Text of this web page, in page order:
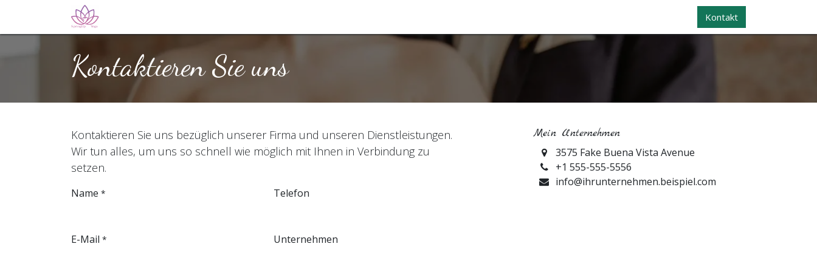
Zum Inhalt springen
Kontakt
Kontaktieren Sie uns
Kontaktieren Sie uns bezüglich unserer Firma und unseren Dienstleistungen.
Wir tun alles, um uns so schnell wie möglich mit Ihnen in Verbindung zu
setzen.
Name * Telefon
E-Mail * Unternehmen
Mein Unternehmen
3575 Fake Buena Vista Avenue
+1 555-555-5556
info@ihrunternehmen.beispiel.com